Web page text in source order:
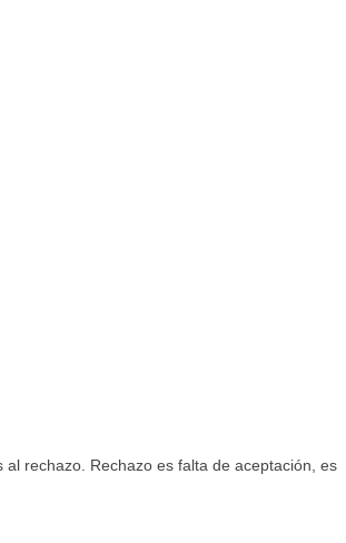
rechazo. Rechazo es falta de aceptación, es